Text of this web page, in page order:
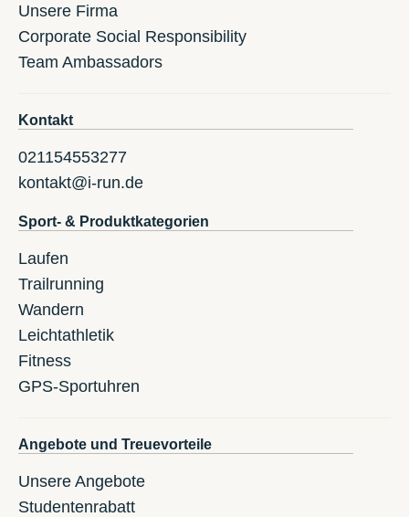
Unsere Firma
Corporate Social Responsibility
Team Ambassadors
Kontakt
021154553277
kontakt@i-run.de
Sport- & Produktkategorien
Laufen
Trailrunning
Wandern
Leichtathletik
Fitness
GPS-Sportuhren
Angebote und Treuevorteile
Unsere Angebote
Studentenrabatt